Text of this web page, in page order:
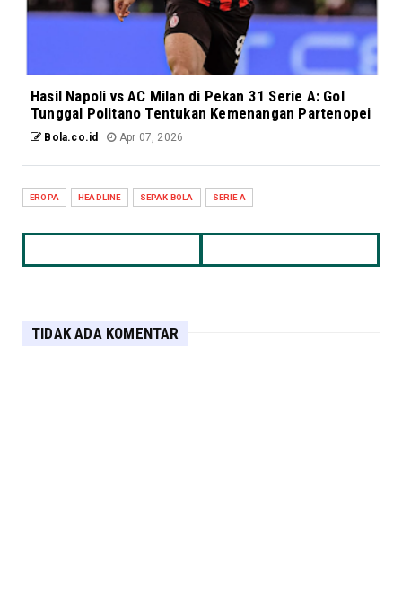
Hasil Napoli vs AC Milan di Pekan 31 Serie A: Gol
Tunggal Politano Tentukan Kemenangan Partenopei
Bola.co.id Apr 07, 2026
EROPA HEADLINE SEPAK BOLA SERIE A
TIDAK ADA KOMENTAR